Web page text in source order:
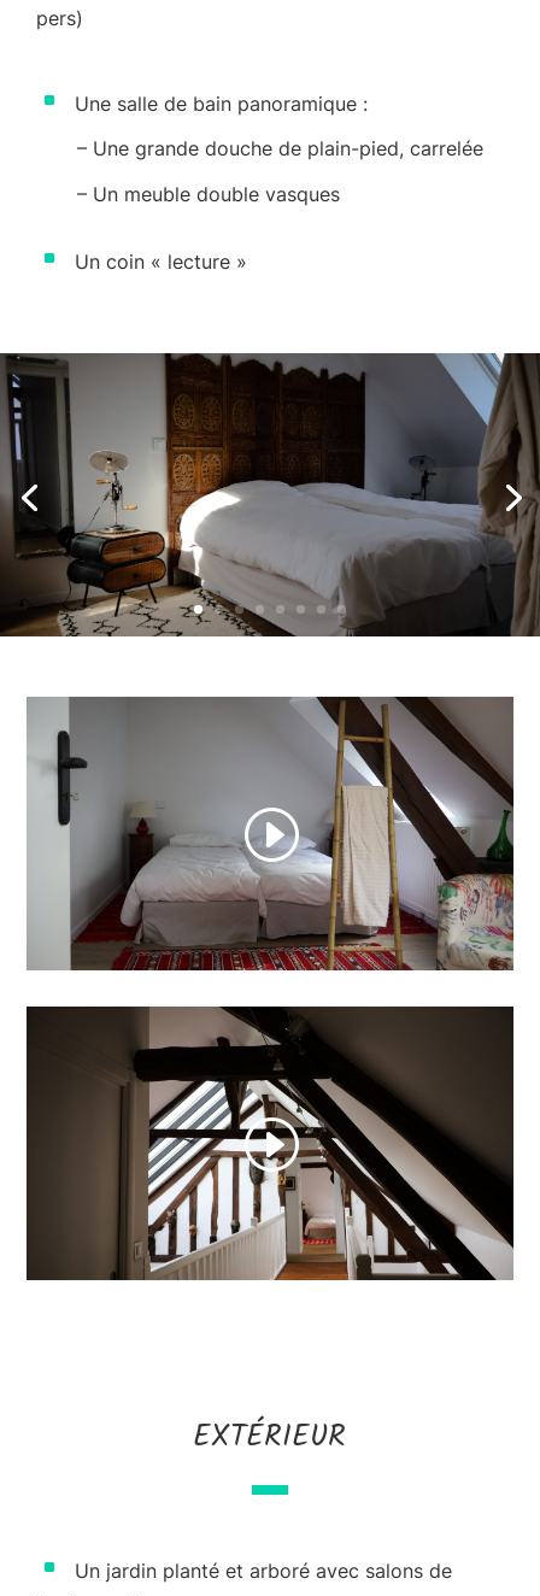
pers)
^
Une salle de bain panoramique :
– Une grande douche de plain-pied, carrelée
– Un meuble double vasques
^ Un coin « lecture »
EXTÉRIEUR
^
Un jardin planté et arboré avec salons de